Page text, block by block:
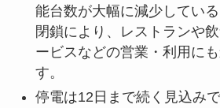
能台数が大幅に減少してい
閉鎖により、レストランや
ービスなどの営業・利用に
す。
停電は12日まで続く見込みで